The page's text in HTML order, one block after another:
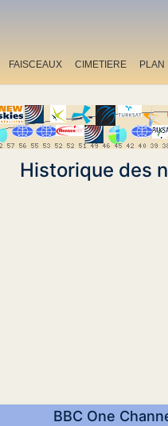
FAISCEAUX CIMETIERE PLAN
Historique des
BBC One